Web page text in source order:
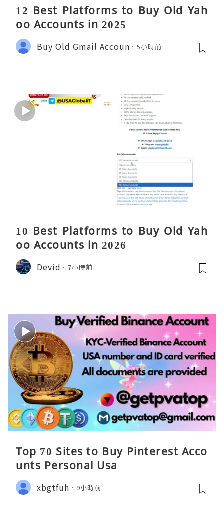
12 Best Platforms to Buy Old Yah
oo Accounts in 2025
Buy Old Gmail Accoun 5小時前
10 Best Platforms to Buy Old Yah
oo Accounts in 2026
Devid 7小時前
Top 70 Sites to Buy Pinterest Acco
unts Personal Usa
xbgtfuh 9小時前